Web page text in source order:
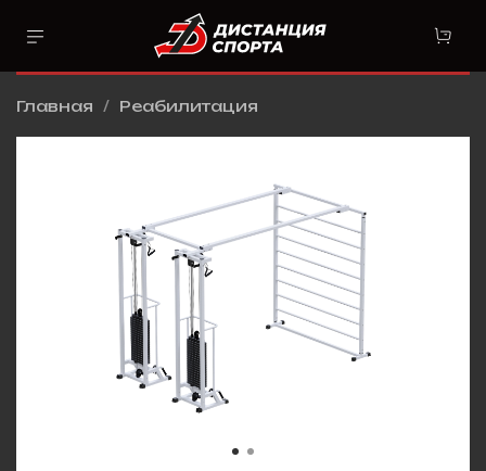
Главная Реабилитация